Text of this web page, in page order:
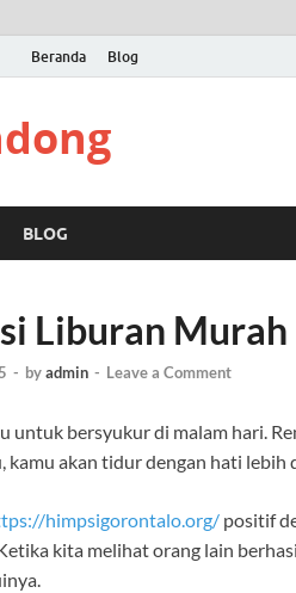
Beranda Blog
BLOG
Liburan
- byadmin - Leave a Comment
untuk bersyukur di malam hari.
kamu akan tidur dengan hati lebih
himpsigorontalo.org/ positif
kita melihat orang lain